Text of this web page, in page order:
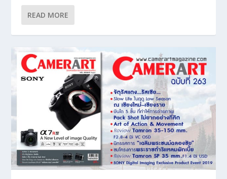
READ MORE